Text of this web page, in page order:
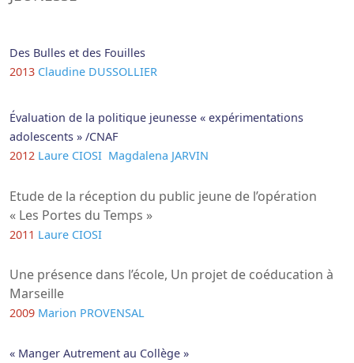
Des Bulles et des Fouilles
2013 Claudine DUSSOLLIER
Évaluation de la politique jeunesse « expérimentations
adolescents » /CNAF
2012 Laure CIOSI Magdalena JARVIN
Etude de la réception du public jeune de l’opération
« Les Portes du Temps »
2011 Laure CIOSI
Une présence dans l’école, Un projet de coéducation à
Marseille
2009 Marion PROVENSAL
« Manger Autrement au Collège »